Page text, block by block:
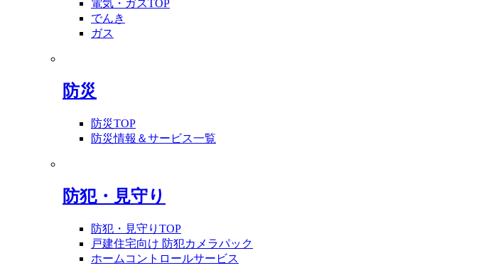
電気・ガスTOP
でんき
ガス
防災
防災TOP
防災情報＆サービス一覧
防犯・見守り
防犯・見守りTOP
戸建住宅向け 防犯カメラパック
ホームコントロールサービス